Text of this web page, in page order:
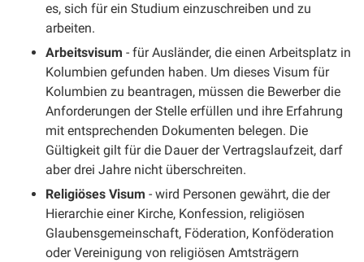
es, sich für ein Studium einzuschreiben und zu
arbeiten.
Arbeitsvisum - für Ausländer, die einen Arbeitsplatz in
Kolumbien gefunden haben. Um dieses Visum für
Kolumbien zu beantragen, müssen die Bewerber die
Anforderungen der Stelle erfüllen und ihre Erfahrung
mit entsprechenden Dokumenten belegen. Die
Gültigkeit gilt für die Dauer der Vertragslaufzeit, darf
aber drei Jahre nicht überschreiten.
Religiöses Visum - wird Personen gewährt, die der
Hierarchie einer Kirche, Konfession, religiösen
Glaubensgemeinschaft, Föderation, Konföderation
oder Vereinigung von religiösen Amtsträgern